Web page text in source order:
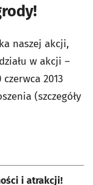
naszej akcji,
w akcji –
2013
(szczegóły
i atrakcji!